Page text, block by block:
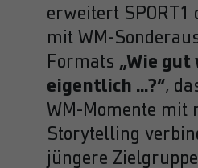
erweitert SPORT1
mit WM-
Formats „Wie gut
eigentlich …?“,
WM-Momente mit
Storytelling
jüngere